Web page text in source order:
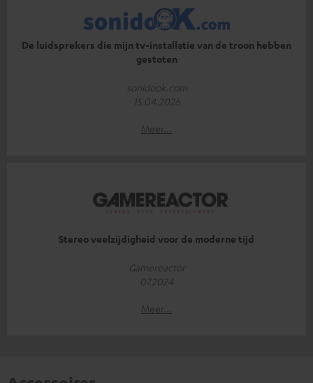
De luidsprekers die mijn tv-installatie van de troon hebben
gestoten
sonidook.com
15.04.2026
Meer...
Stereo veelzijdigheid voor de moderne tijd
Gamereactor
07.2024
Meer...